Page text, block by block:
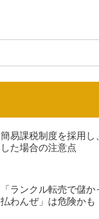
簡易課税制度を採用し
した場合の注意点
「ランクル転売で儲
払わんぜ」は危険かも